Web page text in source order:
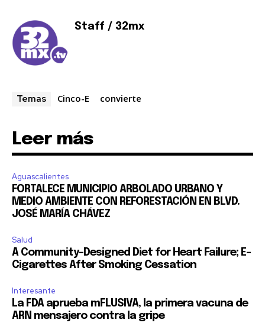
Staff / 32mx
Temas Cinco-E convierte
Leer más
Aguascalientes
FORTALECE MUNICIPIO ARBOLADO URBANO Y
MEDIO AMBIENTE CON REFORESTACIÓN EN BLVD.
JOSÉ MARÍA CHÁVEZ
Salud
A Community-Designed Diet for Heart Failure; E-
Cigarettes After Smoking Cessation
Interesante
La FDA aprueba mFLUSIVA, la primera vacuna de
ARN mensajero contra la gripe